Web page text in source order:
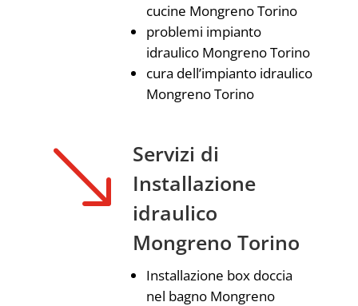
cucine Mongreno Torino
problemi impianto
idraulico Mongreno Torino
cura dell’impianto idraulico
Mongreno Torino
'
Servizi di
Installazione
idraulico
Mongreno Torino
Installazione box doccia
nel bagno Mongreno